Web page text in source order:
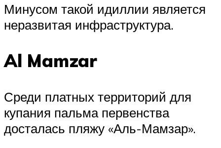
Минусом такой идиллии является
неразвитая инфраструктура.
Al Mamzar
Среди платных территорий для
купания пальма первенства
досталась пляжу «Аль-Мамзар».